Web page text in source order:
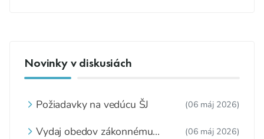
Novinky v diskusiách
Požiadavky na vedúcu ŠJ (06 máj 2026)
Vydaj obedov zákonnému
(06 máj 2026)